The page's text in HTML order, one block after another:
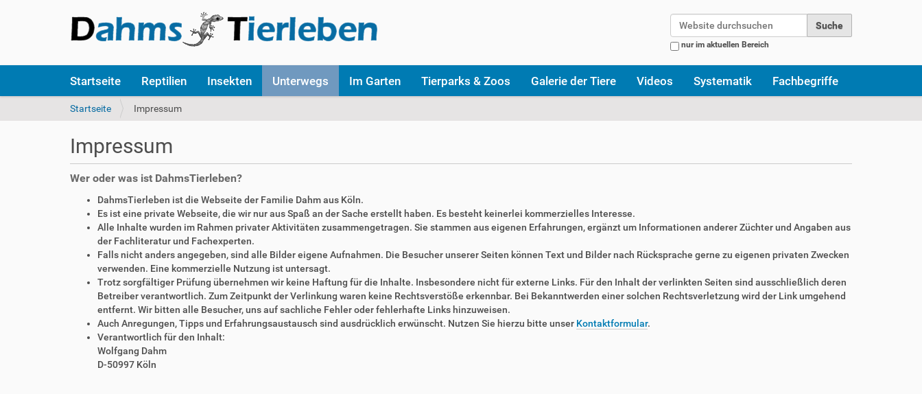
nur im aktuellen Bereich
k
Startseite Reptilien Insekten Unterwegs Im Garten Tierparks & Zoos Galerie der Tiere Videos Systematik Fachbegriffe
S
i
n
Startseite Impressum
Impressum
Wer oder was ist DahmsTierleben?
DahmsTierleben ist die Webseite der Familie Dahm aus Köln.
Es ist eine private Webseite, die wir nur aus Spaß an der Sache erstellt haben. Es besteht keinerlei kommerzielles Interesse.
Alle Inhalte wurden im Rahmen privater Aktivitäten zusammengetragen. Sie stammen aus eigenen Erfahrungen, ergänzt um Informationen anderer Züchter und Angaben aus
der Fachliteratur und Fachexperten.
Falls nicht anders angegeben, sind alle Bilder eigene Aufnahmen. Die Besucher unserer Seiten können Text und Bilder nach Rücksprache gerne zu eigenen privaten Zwecken
verwenden. Eine kommerzielle Nutzung ist untersagt.
Trotz sorgfältiger Prüfung übernehmen wir keine Haftung für die Inhalte. Insbesondere nicht für externe Links. Für den Inhalt der verlinkten Seiten sind ausschließlich deren
Betreiber verantwortlich. Zum Zeitpunkt der Verlinkung waren keine Rechtsverstöße erkennbar. Bei Bekanntwerden einer solchen Rechtsverletzung wird der Link umgehend
entfernt. Wir bitten alle Besucher, uns auf sachliche Fehler oder fehlerhafte Links hinzuweisen.
Auch Anregungen, Tipps und Erfahrungsaustausch sind ausdrücklich erwünscht. Nutzen Sie hierzu bitte unser Kontaktformular.
Verantwortlich für den Inhalt:
Wolfgang Dahm
D-50997 Köln